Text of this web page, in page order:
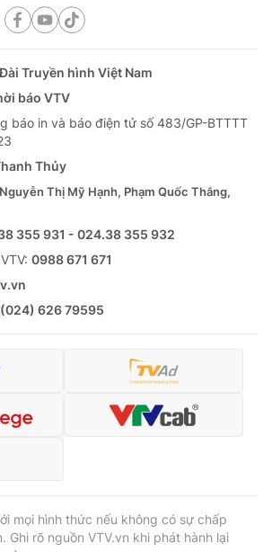
tương lai
Podcast
Shorts video
Bất động sản
Đài Truyền hình Việt Nam
báo VTV
báo in và báo điện tử số 483/GP-BTTTT
Thủy
Nguyễn Thị Mỹ Hạnh, Phạm Quốc Thắng,
355 931 - 024.38 355 932
0988 671 671
(024) 626 79595
mọi hình thức nếu không có sự chấp
Ghi rõ nguồn VTV.vn khi phát hành lại